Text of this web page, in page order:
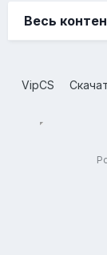
Весь
VipCS